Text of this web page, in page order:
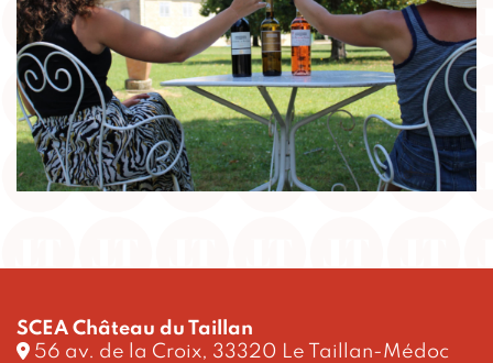
SCEA Château du Taillan
56 av. de la Croix, 33320 Le Taillan-Médoc